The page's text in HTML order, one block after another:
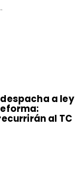
a ley
al TC